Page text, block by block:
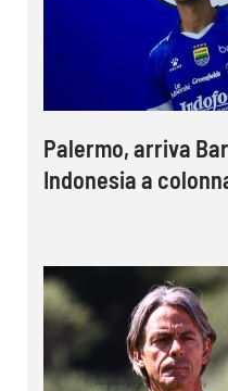
Palermo, arriva
Indonesia a